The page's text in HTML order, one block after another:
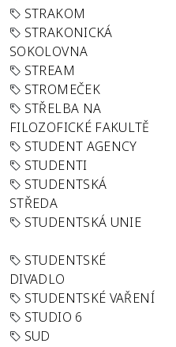
STRAKOM
STRAKONICKÁ
SOKOLOVNA
STREAM
STROMEČEK
STŘELBA NA
FILOZOFICKÉ FAKULTĚ
STUDENT AGENCY
STUDENTI
STUDENTSKÁ
STŘEDA
STUDENTSKÁ UNIE
STUDENTSKÉ
DIVADLO
STUDENTSKÉ VAŘENÍ
STUDIO 6
SUD